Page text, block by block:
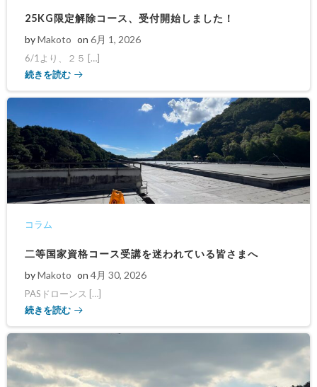
25KG限定解除コース、受付開始しました！
byMakoto on 6月 1, 2026
6/1より、２５ […]
続きを読む
コラム
二等国家資格コース受講を迷われている皆さまへ
byMakoto on 4月 30, 2026
PASドローンス […]
続きを読む